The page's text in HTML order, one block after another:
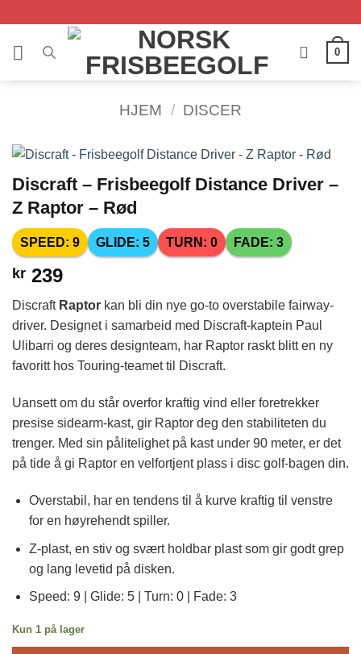
content
0
HJEM / DISCER
Discraft – Frisbeegolf Distance Driver –
Z Raptor – Rød
SPEED: 9 GLIDE: 5 TURN: 0 FADE: 3
kr 239
Discraft Raptor kan bli din nye go-to overstabile fairway-
driver. Designet i samarbeid med Discraft-kaptein Paul
Ulibarri og deres designteam, har Raptor raskt blitt en ny
favoritt hos Touring-teamet til Discraft.
Uansett om du står overfor kraftig vind eller foretrekker
presise sidearm-kast, gir Raptor deg den stabiliteten du
trenger. Med sin pålitelighet på kast under 90 meter, er det
på tide å gi Raptor en velfortjent plass i disc golf-bagen din.
Overstabil, har en tendens til å kurve kraftig til venstre
for en høyrehendt spiller.
Z-plast, en stiv og svært holdbar plast som gir godt grep
og lang levetid på disken.
Speed: 9 | Glide: 5 | Turn: 0 | Fade: 3
Kun 1 på lager